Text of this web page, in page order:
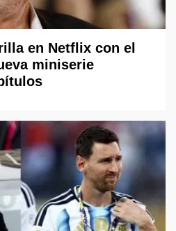
en Netflix con el
miniserie